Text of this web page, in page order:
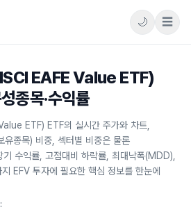
🌙 ☰
EAFE Value ETF)
종목·수익률
ETF) ETF의 실시간 주가와 차트,
유종목) 비중, 섹터별 비중은 물론
수익률, 고점대비 하락률, 최대낙폭(MDD),
EFV 투자에 필요한 핵심 정보를 한눈에